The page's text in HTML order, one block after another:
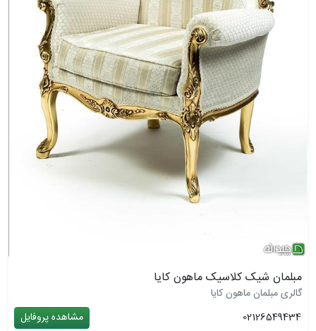
مبلمان شیک کلاسیک ماهون کایا
گالری مبلمان ماهون کایا
02126549434
مشاهده پروفایل